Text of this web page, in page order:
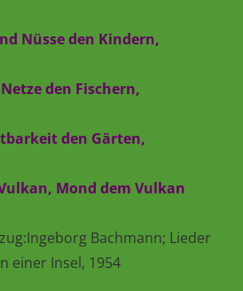
Nüsse den Kindern,
den Fischern,
den Gärten,
Mond dem Vulkan
Bachmann; Lieder
einer Insel, 1954